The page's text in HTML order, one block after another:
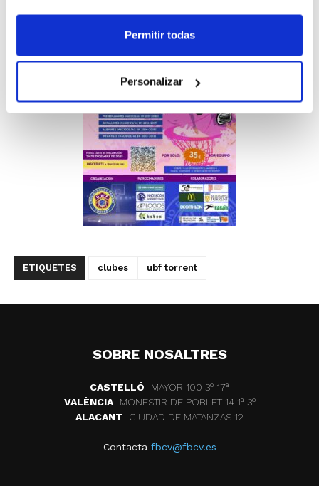
Permitir todas
Personalizar
ETIQUETES clubes ubf torrent
SOBRE NOSALTRES
CASTELLÓ
MAYOR 100 3º 17ª
VALÈNCIA
MONESTIR DE POBLET 14 1ª 3º
ALACANT
CIUDAD DE MATANZAS 12
Contacta fbcv@fbcv.es